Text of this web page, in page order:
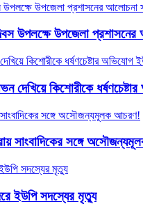
উপলক্ষে উপজেলা
দেখিয়ে কিশোরীকে
সাংবাদিকের সঙ্গে
ইউপি সদস্যের মৃত্যু